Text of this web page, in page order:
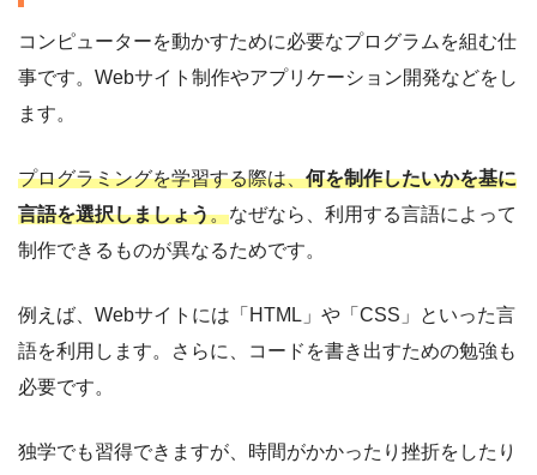
コンピューターを動かすために必要なプログラムを組む仕
事です。Webサイト制作やアプリケーション開発などをし
ます。
プログラミングを学習する際は、何を制作したいかを基に
言語を選択しましょう。なぜなら、利用する言語によって
制作できるものが異なるためです。
例えば、Webサイトには「HTML」や「CSS」といった言
語を利用します。さらに、コードを書き出すための勉強も
必要です。
独学でも習得できますが、時間がかかったり挫折をしたり